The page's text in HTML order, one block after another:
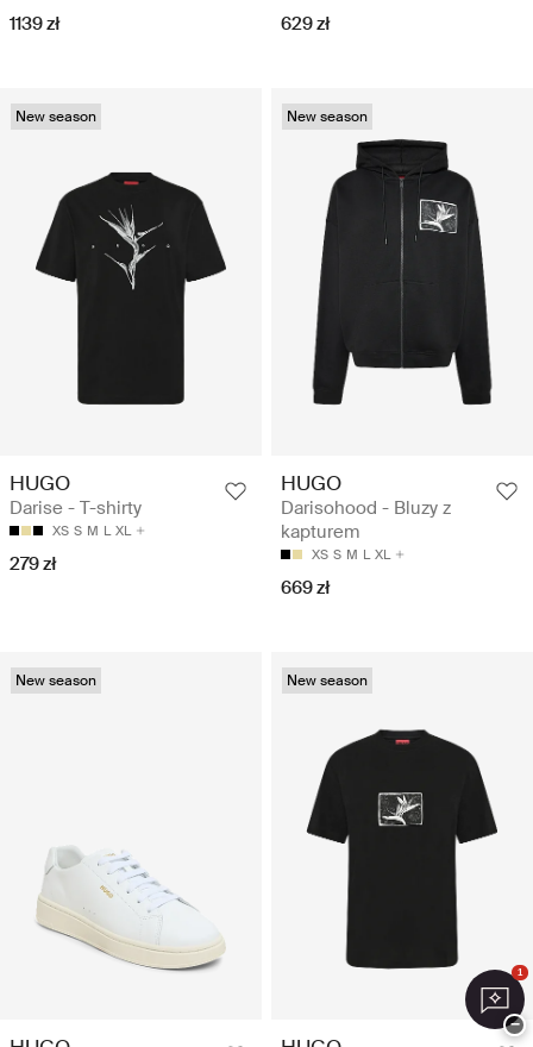
1139 zł 629 zł
New season
HUGO
Darise - T-shirty
XS S M L XL
279 zł
New season
HUGO
Darisohood - Bluzy z
kapturem
XS S M L XL
669 zł
New season New season
1
−